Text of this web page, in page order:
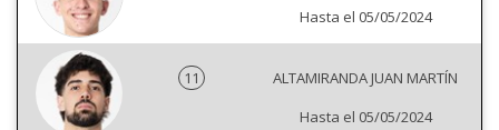
Hasta el 05/05/2024
11
ALTAMIRANDA JUAN MARTÍN
Hasta el 05/05/2024